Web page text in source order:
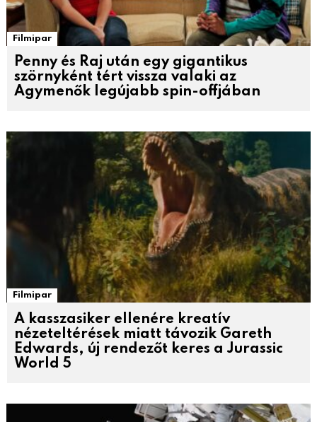
Filmipar
Penny és Raj után egy gigantikus
szörnyként tért vissza valaki az
Agymenők legújabb spin-offjában
Filmipar
A kasszasiker ellenére kreatív
nézeteltérések miatt távozik Gareth
Edwards, új rendezőt keres a Jurassic
World 5